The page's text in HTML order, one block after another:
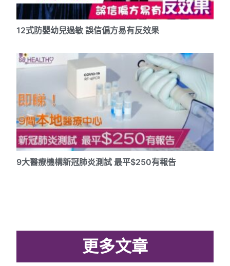
12式防嬰幼兒過敏 誤信偏方易有反效果
9大醫療機構新冠肺炎測試 最平$250有報告
更多文章